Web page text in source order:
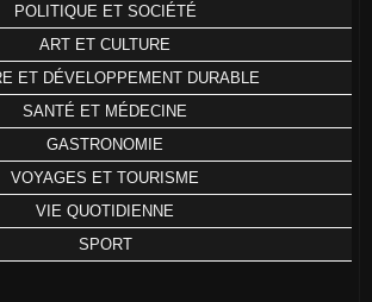
POLITIQUE ET SOCIÉTÉ
ART ET CULTURE
ET DÉVELOPPEMENT DURABLE
SANTÉ ET MÉDECINE
GASTRONOMIE
VOYAGES ET TOURISME
VIE QUOTIDIENNE
SPORT